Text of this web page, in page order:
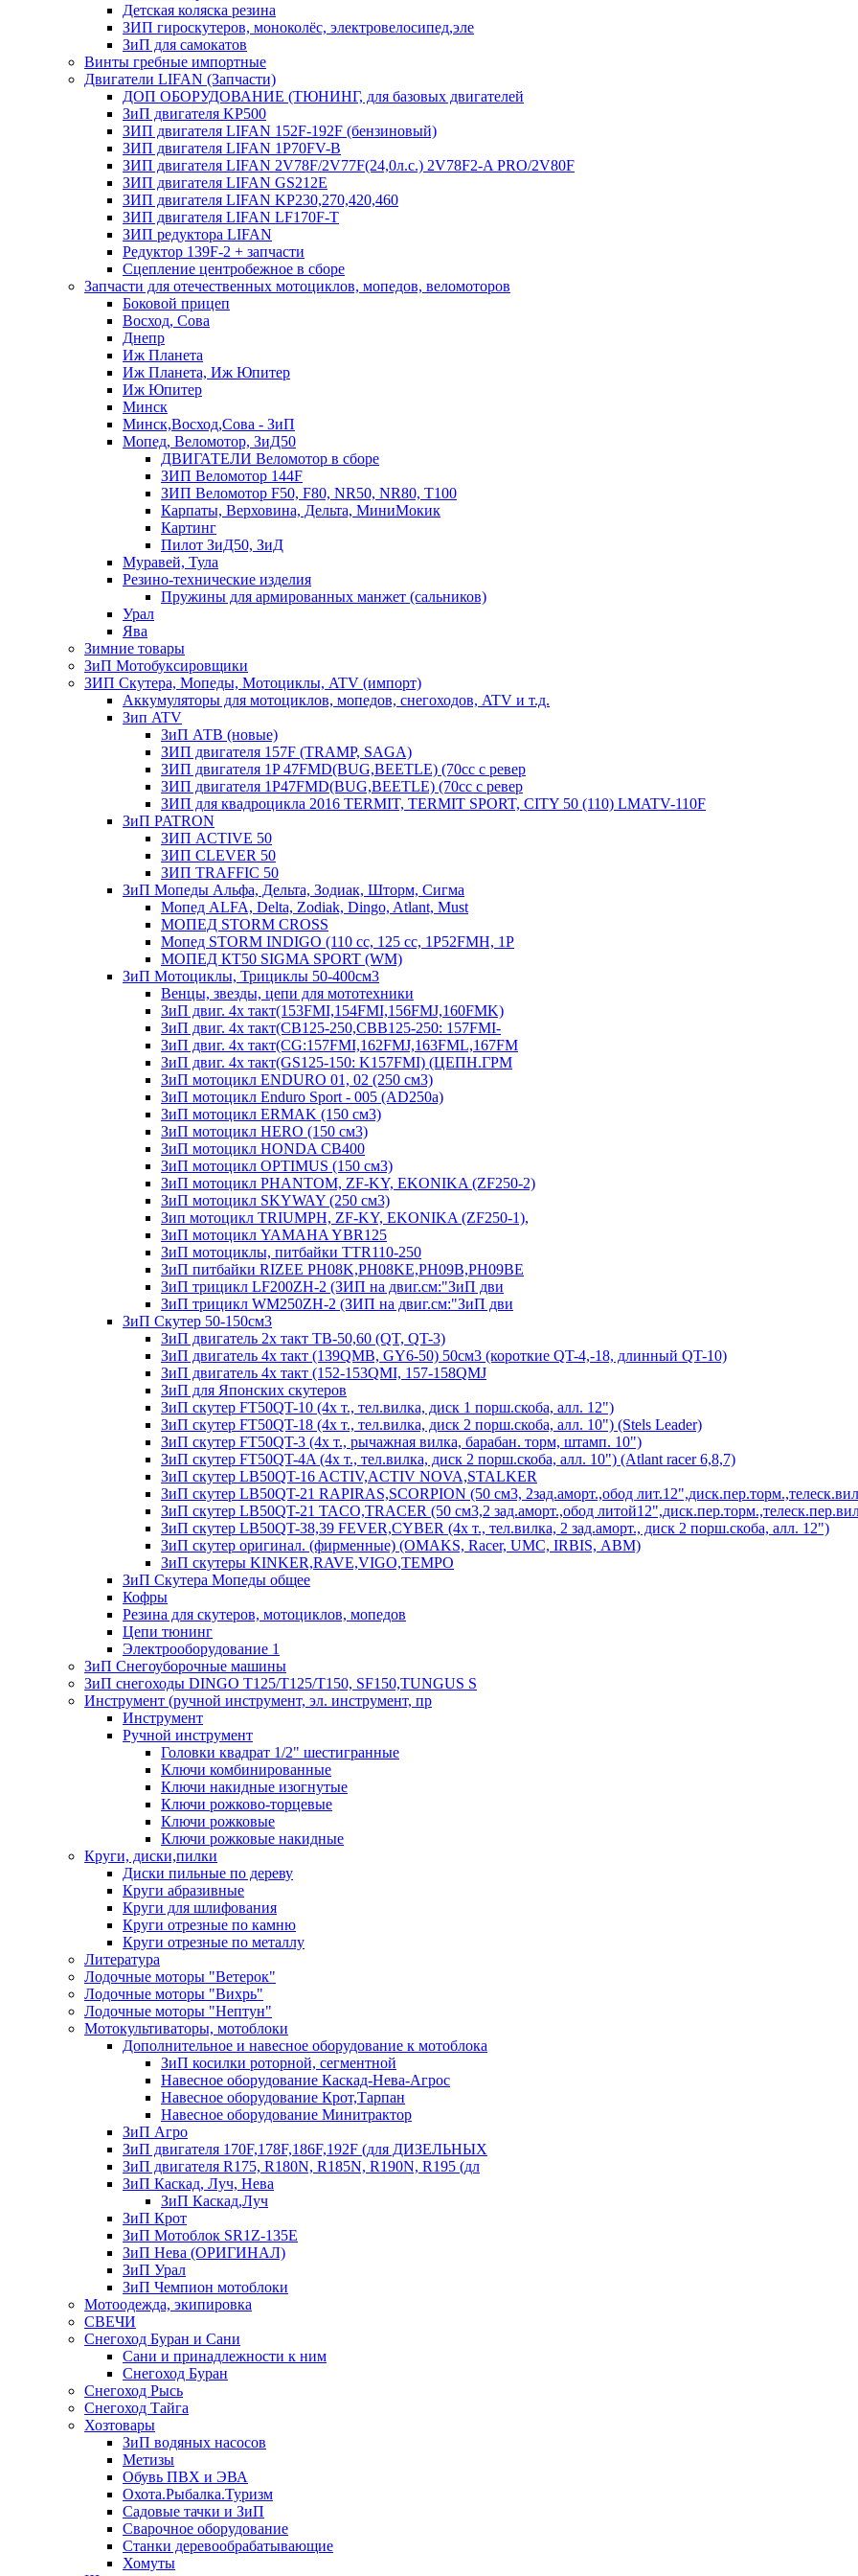
Детская коляска резина
ЗИП гироскутеров, моноколёс, электровелосипед,эле
ЗиП для самокатов
Винты гребные импортные
Двигатели LIFAN (Запчасти)
ДОП ОБОРУДОВАНИЕ (ТЮНИНГ, для базовых двигателей
ЗиП двигателя KP500
ЗИП двигателя LIFAN 152F-192F (бензиновый)
ЗИП двигателя LIFAN 1P70FV-B
ЗИП двигателя LIFAN 2V78F/2V77F(24,0л.с.) 2V78F2-A PRO/2V80F
ЗИП двигателя LIFAN GS212E
ЗИП двигателя LIFAN KP230,270,420,460
ЗИП двигателя LIFAN LF170F-T
ЗИП редуктора LIFAN
Редуктор 139F-2 + запчасти
Сцепление центробежное в сборе
Запчасти для отечественных мотоциклов, мопедов, веломоторов
Боковой прицеп
Восход, Сова
Днепр
Иж Планета
Иж Планета, Иж Юпитер
Иж Юпитер
Минск
Минск,Восход,Сова - ЗиП
Мопед, Веломотор, ЗиД50
ДВИГАТЕЛИ Веломотор в сборе
ЗИП Веломотор 144F
ЗИП Веломотор F50, F80, NR50, NR80, T100
Карпаты, Верховина, Дельта, МиниМокик
Картинг
Пилот ЗиД50, ЗиД
Муравей, Тула
Резино-технические изделия
Пружины для армированных манжет (сальников)
Урал
Ява
Зимние товары
ЗиП Мотобуксировщики
ЗИП Скутера, Мопеды, Мотоциклы, ATV (импорт)
Аккумуляторы для мотоциклов, мопедов, снегоходов, ATV и т.д.
Зип ATV
ЗиП АТВ (новые)
ЗИП двигателя 157F (TRAMP, SAGA)
ЗИП двигателя 1P 47FMD(BUG,BEETLE) (70cc с ревер
ЗИП двигателя 1P47FMD(BUG,BEETLE) (70cc с ревер
ЗИП для квадроцикла 2016 TERMIT, TERMIT SPORT, CITY 50 (110) LMATV-110F
ЗиП PATRON
ЗИП ACTIVE 50
ЗИП CLEVER 50
ЗИП TRAFFIC 50
ЗиП Мопеды Альфа, Дельта, Зодиак, Шторм, Сигма
Мопед ALFA, Delta, Zodiak, Dingo, Atlant, Must
МОПЕД STORM CROSS
Мопед STORM INDIGO (110 сс, 125 cc, 1P52FMH, 1P
МОПЕД КТ50 SIGMA SPORT (WM)
ЗиП Мотоциклы, Трициклы 50-400см3
Венцы, звезды, цепи для мототехники
ЗиП двиг. 4х такт(153FMI,154FMI,156FMJ,160FMK)
ЗиП двиг. 4х такт(CB125-250,CBB125-250: 157FMI-
ЗиП двиг. 4х такт(CG:157FMI,162FMJ,163FML,167FM
ЗиП двиг. 4х такт(GS125-150: K157FMI) (ЦЕПН.ГРМ
ЗиП мотоцикл ENDURO 01, 02 (250 см3)
ЗиП мотоцикл Enduro Sport - 005 (AD250a)
ЗиП мотоцикл ERMAK (150 см3)
ЗиП мотоцикл HERO (150 см3)
ЗиП мотоцикл HONDA CB400
ЗиП мотоцикл OPTIMUS (150 см3)
ЗиП мотоцикл PHANTOM, ZF-KY, EKONIKA (ZF250-2)
ЗиП мотоцикл SKYWAY (250 см3)
Зип мотоцикл TRIUMPH, ZF-KY, EKONIKA (ZF250-1),
ЗиП мотоцикл YAMAHA YBR125
ЗиП мотоциклы, питбайки TTR110-250
ЗиП питбайки RIZEE PH08K,PH08KE,PH09B,PH09BE
ЗиП трицикл LF200ZH-2 (ЗИП на двиг.см:"ЗиП дви
ЗиП трицикл WM250ZH-2 (ЗИП на двиг.см:"ЗиП дви
ЗиП Скутер 50-150см3
ЗиП двигатель 2х такт ТВ-50,60 (QT, QT-3)
ЗиП двигатель 4х такт (139QMB, GY6-50) 50см3 (короткие QT-4,-18, длинный QT-10)
ЗиП двигатель 4х такт (152-153QMI, 157-158QMJ
ЗиП для Японских скутеров
ЗиП скутер FT50QT-10 (4х т., тел.вилка, диск 1 порш.скоба, алл. 12")
ЗиП скутер FT50QT-18 (4х т., тел.вилка, диск 2 порш.скоба, алл. 10") (Stels Leader)
ЗиП скутер FT50QT-3 (4х т., рычажная вилка, барабан. торм, штамп. 10")
ЗиП скутер FT50QT-4A (4х т., тел.вилка, диск 2 порш.скоба, алл. 10") (Atlant racer 6,8,7)
ЗиП скутер LB50QT-16 ACTIV,ACTIV NOVA,STALKER
ЗиП скутер LB50QT-21 RAPIRAS,SCORPION (50 см3, 2зад.аморт.,обод
ЗиП скутер LB50QT-21 TACO,TRACER (50 см3,2 зад.аморт.,обод
ЗиП скутер LB50QT-38,39 FEVER,CYBER (4х т., тел.вилка, 2 зад.аморт., диск 2 порш.скоба, алл. 12")
ЗиП скутер оригинал. (фирменные) (OMAKS, Racer, UMC, IRBIS, АВМ)
ЗиП скутеры KINKER,RAVE,VIGO,TEMPO
ЗиП Скутера Мопеды общее
Кофры
Резина для скутеров, мотоциклов, мопедов
Цепи тюнинг
Электрооборудование 1
ЗиП Снегоуборочные машины
ЗиП снегоходы DINGO T125/T125/T150, SF150,TUNGUS S
Инструмент (ручной инструмент, эл. инструмент, пр
Инструмент
Ручной инструмент
Головки квадрат 1/2" шестигранные
Ключи комбинированные
Ключи накидные изогнутые
Ключи рожково-торцевые
Ключи рожковые
Ключи рожковые накидные
Круги, диски,пилки
Диски пильные по дереву
Круги абразивные
Круги для шлифования
Круги отрезные по камню
Круги отрезные по металлу
Литература
Лодочные моторы "Ветерок"
Лодочные моторы "Вихрь"
Лодочные моторы "Нептун"
Мотокультиваторы, мотоблоки
Дополнительное и навесное оборудование к мотоблока
ЗиП косилки роторной, сегментной
Навесное оборудование Каскад-Нева-Агрос
Навесное оборудование Крот,Тарпан
Навесное оборудование Минитрактор
ЗиП Агро
ЗиП двигателя 170F,178F,186F,192F (для ДИЗЕЛЬНЫХ
ЗиП двигателя R175, R180N, R185N, R190N, R195 (дл
ЗиП Каскад, Луч, Нева
ЗиП Каскад,Луч
ЗиП Крот
ЗиП Мотоблок SR1Z-135E
ЗиП Нева (ОРИГИНАЛ)
ЗиП Урал
ЗиП Чемпион мотоблоки
Мотоодежда, экипировка
СВЕЧИ
Снегоход Буран и Сани
Сани и принадлежности к ним
Снегоход Буран
Снегоход Рысь
Снегоход Тайга
Хозтовары
ЗиП водяных насосов
Метизы
Обувь ПВХ и ЭВА
Охота.Рыбалка.Туризм
Садовые тачки и ЗиП
Сварочное оборудование
Станки деревообрабатывающие
Хомуты